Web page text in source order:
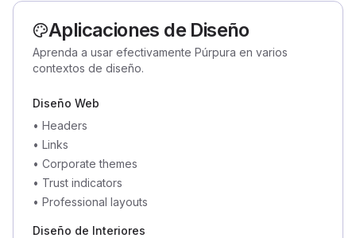
Aplicaciones de Diseño
Aprenda a usar efectivamente Púrpura en varios
contextos de diseño.
Diseño Web
• Headers
• Links
• Corporate themes
• Trust indicators
• Professional layouts
Diseño de Interiores